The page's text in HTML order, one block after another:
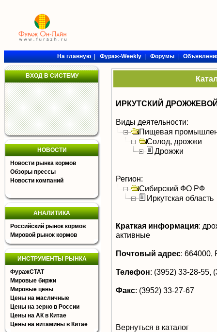
На главную|Фураж-Weekly|Форумы|
ВХОД В СИСТЕМУ
НОВОСТИ
Новости рынка кормов
Обзоры прессы
Новости компаний
АНАЛИТИКА
Российский рынок кормов
Мировой рынок кормов
ИНСТРУМЕНТЫ РЫНКА
ФуражСТАТ
Мировые биржи
Мировые цены
Цены на масличные
Цены на зерно в России
Цены на АК в Китае
Цены на витамины в Китае
ИРКУТСКИЙ
Виды деятельности:
Пищевая
Солод, дрожжи
Дрожжи
Регион:
Сибирский ФО РФ
Иркутская область
Краткая информация:
активные
Почтовый адрес: 664000,
Телефон: (3952) 33-28-55,
Факс: (3952) 33-27-67
Вернуться в каталог